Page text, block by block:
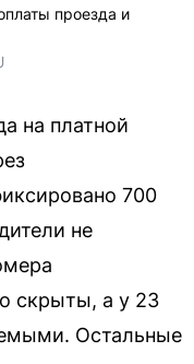
проезда и
на платной
700
не
скрыты, а у 23
Остальные